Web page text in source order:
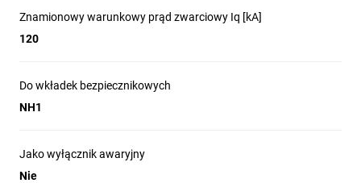
Znamionowy warunkowy prąd zwarciowy Iq [kA]
120
Do wkładek bezpiecznikowych
NH1
Jako wyłącznik awaryjny
Nie